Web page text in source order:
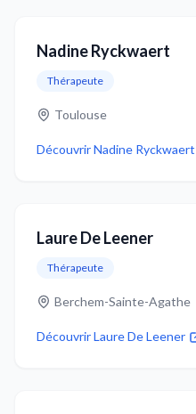
Nadine Ryckwaert
Thérapeute
Toulouse
DécouvrirNadine Ryckwaert
Laure De Leener
Thérapeute
Berchem-Sainte-Agathe
DécouvrirLaure De Leener